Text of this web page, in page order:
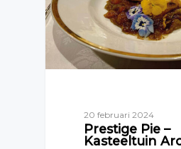
20 februari 2024
Prestige Pie –
Kasteeltuin